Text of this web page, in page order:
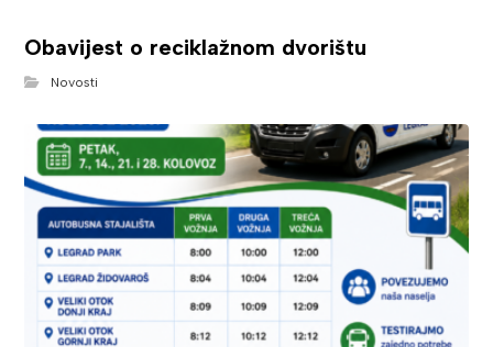
Obavijest o reciklažnom dvorištu
Novosti